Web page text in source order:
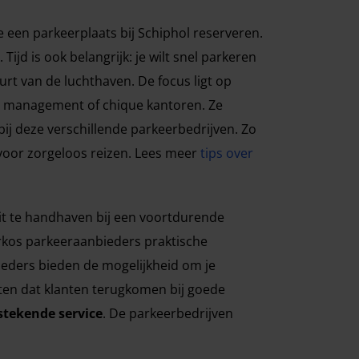
parkeerplaats bij Schiphol reserveren.
is ook belangrijk: je wilt snel parkeren
van de luchthaven. De focus ligt op
of chique kantoren. Ze
deze verschillende parkeerbedrijven. Zo
zorgeloos reizen. Lees meer tips over
te handhaven bij een voortdurende
parkeeraanbieders praktische
bieden de mogelijkheid om je
dat klanten terugkomen bij goede
service. De parkeerbedrijven